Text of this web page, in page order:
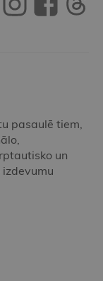
pasaulē tiem,
un